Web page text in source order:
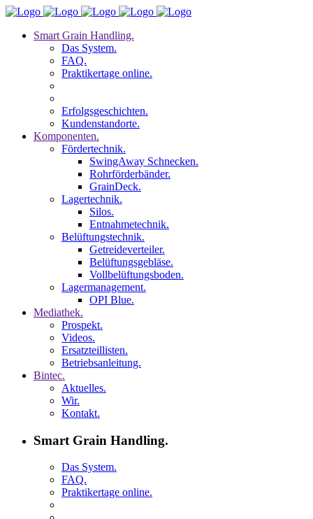
Smart Grain Handling.
Das System.
FAQ.
Praktikertage online.
Erfolgsgeschichten.
Kundenstandorte.
Komponenten.
Fördertechnik.
SwingAway Schnecken.
Rohrförderbänder.
GrainDeck.
Lagertechnik.
Silos.
Entnahmetechnik.
Belüftungstechnik.
Getreideverteiler.
Belüftungsgebläse.
Vollbelüftungsboden.
Lagermanagement.
OPI Blue.
Mediathek.
Prospekt.
Videos.
Ersatzteillisten.
Betriebsanleitung.
Bintec.
Aktuelles.
Wir.
Kontakt.
Smart Grain Handling.
Das System.
FAQ.
Praktikertage online.